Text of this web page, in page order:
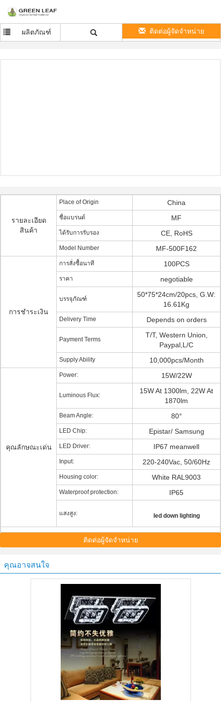
ผลิตภัณฑ์ ติดต่อผู้จัดจำหน่าย
รายละเอียด
สินค้า
Place of Origin China
ชื่อแบรนด์ MF
ได้รับการรับรอง CE, RoHS
Model Number MF-500F162
การชำระเงิน
การสั่งซื้อนาที 100PCS
ราคา negotiable
บรรจุภัณฑ์
50*75*24cm/20pcs, G.W:
16.61Kg
Delivery Time Depends on orders
Payment Terms
T/T, Western Union,
Paypal,L/C
Supply Ability 10,000pcs/Month
คุณลักษณะเด่น
Power: 15W/22W
Luminous Flux:
15W At 1300lm, 22W At
1870lm
Beam Angle: 80°
LED Chip: Epistar/ Samsung
LED Driver: IP67 meanwell
Input: 220-240Vac, 50/60Hz
Housing color: White RAL9003
Waterproof protection: IP65
แสงสูง: led down lighting
ติดต่อผู้จัดจำหน่าย
คุณอาจสนใจ